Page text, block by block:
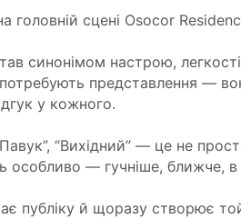
головній сцені Osocor
синонімом настрою,
потребують представлення —
у кожного.
“Вихідний” — це не
особливо — гучніше, ближче,
публіку й щоразу створює